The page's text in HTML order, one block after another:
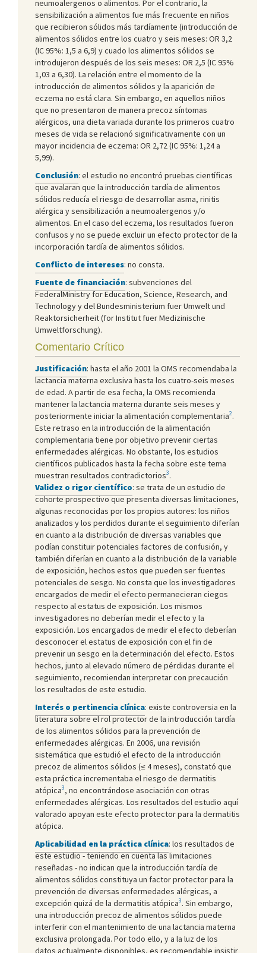
neumoalergenos o alimentos. Por el contrario, la
sensibilización a alimentos fue más frecuente en niños
que recibieron sólidos más tardíamente (introducción de
alimentos sólidos entre los cuatro y seis meses: OR 3,2
(IC 95%: 1,5 a 6,9) y cuado los alimentos sólidos se
introdujeron después de los seis meses: OR 2,5 (IC 95%
1,03 a 6,30). La relación entre el momento de la
introducción de alimentos sólidos y la aparición de
eczema no está clara. Sin embargo, en aquellos niños
que no presentaron de manera precoz síntomas
alérgicos, una dieta variada durante los primeros cuatro
meses de vida se relacionó significativamente con un
mayor incidencia de eczema: OR 2,72 (IC 95%: 1,24 a
5,99).
Conclusión: el estudio no encontró pruebas científicas
que avalaran que la introducción tardía de alimentos
sólidos reducía el riesgo de desarrollar asma, rinitis
alérgica y sensibilización a neumoalergenos y/o
alimentos. En el caso del eczema, los resultados fueron
confusos y no se puede excluir un efecto protector de la
incorporación tardía de alimentos sólidos.
Conflicto de intereses: no consta.
Fuente de financiación: subvenciones del
FederalMinistry for Education, Science, Research, and
Technology y del Bundesministerium fuer Umwelt und
Reaktorsicherheit (for Institut fuer Medizinische
Umweltforschung).
Comentario Crítico
Justificación: hasta el año 2001 la OMS recomendaba la
lactancia materna exclusiva hasta los cuatro-seis meses
de edad. A partir de esa fecha, la OMS recomienda
mantener la lactancia materna durante seis meses y
posteriormente iniciar la alimentación complementaria2.
Este retraso en la introducción de la alimentación
complementaria tiene por objetivo prevenir ciertas
enfermedades alérgicas. No obstante, los estudios
científicos publicados hasta la fecha sobre este tema
muestran resultados contradictorios3.
Validez o rigor científico: se trata de un estudio de
cohorte prospectivo que presenta diversas limitaciones,
algunas reconocidas por los propios autores: los niños
analizados y los perdidos durante el seguimiento diferían
en cuanto a la distribución de diversas variables que
podían constituir potenciales factores de confusión, y
también diferían en cuanto a la distribución de la variable
de exposición, hechos estos que pueden ser fuentes
potenciales de sesgo. No consta que los investigadores
encargados de medir el efecto permanecieran ciegos
respecto al estatus de exposición. Los mismos
investigadores no deberían medir el efecto y la
exposición. Los encargados de medir el efecto deberían
desconocer el estatus de exposición con el fin de
prevenir un sesgo en la determinación del efecto. Estos
hechos, junto al elevado número de pérdidas durante el
seguimiento, recomiendan interpretar con precaución
los resultados de este estudio.
Interés o pertinencia clínica: existe controversia en la
literatura sobre el rol protector de la introducción tardía
de los alimentos sólidos para la prevención de
enfermedades alérgicas. En 2006, una revisión
sistemática que estudió el efecto de la introducción
precoz de alimentos sólidos (≤ 4 meses), constató que
esta práctica incrementaba el riesgo de dermatitis
atópica3, no encontrándose asociación con otras
enfermedades alérgicas. Los resultados del estudio aquí
valorado apoyan este efecto protector para la dermatitis
atópica.
Aplicabilidad en la práctica clínica: los resultados de
este estudio - teniendo en cuenta las limitaciones
reseñadas - no indican que la introducción tardía de
alimentos sólidos constituya un factor protector para la
prevención de diversas enfermedades alérgicas, a
excepción quizá de la dermatitis atópica3. Sin embargo,
una introducción precoz de alimentos sólidos puede
interferir con el mantenimiento de una lactancia materna
exclusiva prolongada. Por todo ello, y a la luz de los
datos actualmente disponibles, es recomendable insistir